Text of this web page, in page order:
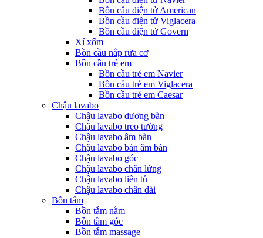
Bồn cầu điện tử American
Bồn cầu điện tử Viglacera
Bồn cầu điện tử Govern
Xí xổm
Bồn cầu nắp rửa cơ
Bồn cầu trẻ em
Bồn cầu trẻ em Navier
Bồn cầu trẻ em Viglacera
Bồn cầu trẻ em Caesar
Chậu lavabo
Chậu lavabo dương bàn
Chậu lavabo treo tường
Chậu lavabo âm bàn
Chậu lavabo bán âm bàn
Chậu lavabo góc
Chậu lavabo chân lửng
Chậu lavabo liền tủ
Chậu lavabo chân dài
Bồn tắm
Bồn tắm nằm
Bồn tắm góc
Bồn tắm massage